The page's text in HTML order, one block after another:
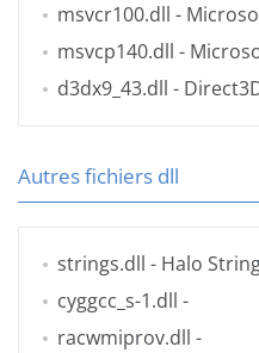
msvcr100.dll -
msvcp140.dll -
d3dx9_43.dll -
Autres fichiers dll
strings.dll - Halo
cyggcc_s-1.dll -
racwmiprov.dll -